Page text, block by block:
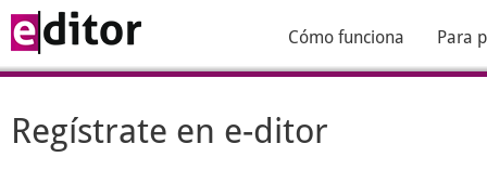
Cómo funciona Para
Regístrate en e-ditor